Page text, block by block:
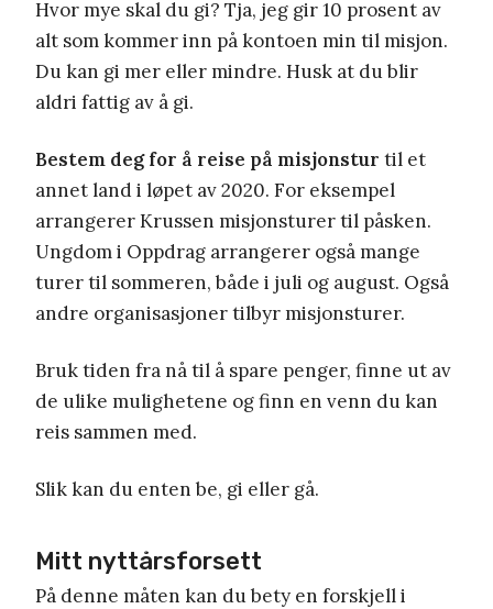
Hvor mye skal du gi? Tja, jeg gir 10 prosent av
alt som kommer inn på kontoen min til misjon.
Du kan gi mer eller mindre. Husk at du blir
aldri fattig av å gi.
Bestem deg for å reise på misjonstur til et
annet land i løpet av 2020. For eksempel
arrangerer Krussen misjonsturer til påsken.
Ungdom i Oppdrag arrangerer også mange
turer til sommeren, både i juli og august. Også
andre organisasjoner tilbyr misjonsturer.
Bruk tiden fra nå til å spare penger, finne ut av
de ulike mulighetene og finn en venn du kan
reis sammen med.
Slik kan du enten be, gi eller gå.
Mitt nyttårsforsett
På denne måten kan du bety en forskjell i